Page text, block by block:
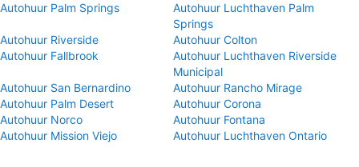
Autohuur Palm Springs
Autohuur Luchthaven Palm
Springs
Autohuur Riverside
Autohuur Colton
Autohuur Fallbrook
Autohuur Luchthaven Riverside
Municipal
Autohuur San Bernardino
Autohuur Rancho Mirage
Autohuur Palm Desert
Autohuur Corona
Autohuur Norco
Autohuur Fontana
Autohuur Mission Viejo
Autohuur Luchthaven Ontario